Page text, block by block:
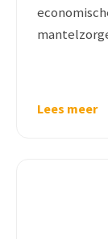
Lees meer